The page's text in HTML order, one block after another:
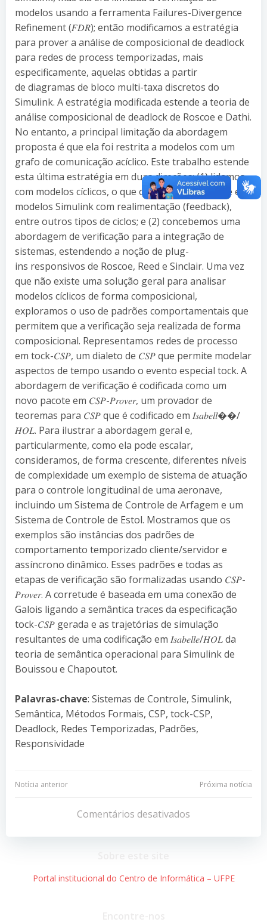
modelos usando a ferramenta Failures-Divergence
Refinement (𝐹𝐷𝑅); então modificamos a estratégia
para prover a análise de composicional de deadlock
para redes de process temporizadas, mais
especificamente, aquelas obtidas a partir
de diagramas de bloco multi-taxa discretos do
Simulink. A estratégia modificada estende a teoria de
análise composicional de deadlock de Roscoe e Dathi.
No entanto, a principal limitação da abordagem
proposta é que ela foi restrita a modelos com um
grafo de comunicação acíclico. Este trabalho estende
esta última estratégia em duas direções: (1) lidamos
com modelos cíclicos, o que ocorre naturalmente em
modelos Simulink com realimentação (feedback),
entre outros tipos de ciclos; e (2) concebemos uma
abordagem de verificação para a integração de
sistemas, estendendo a noção de plug-
ins responsivos de Roscoe, Reed e Sinclair. Uma vez
que não existe uma solução geral para analisar
modelos cíclicos de forma composicional,
exploramos o uso de padrões comportamentais que
permitem que a verificação seja realizada de forma
composicional. Representamos redes de processo
em tock-𝐶𝑆𝑃, um dialeto de 𝐶𝑆𝑃 que permite modelar
aspectos de tempo usando o evento especial tock. A
abordagem de verificação é codificada como um
novo pacote em 𝐶𝑆𝑃-𝑃𝑟𝑜𝑣𝑒𝑟, um provador de
teoremas para 𝐶𝑆𝑃 que é codificado em 𝐼𝑠𝑎𝑏𝑒𝑙𝑙��/
𝐻𝑂𝐿. Para ilustrar a abordagem geral e,
particularmente, como ela pode escalar,
consideramos, de forma crescente, diferentes níveis
de complexidade um exemplo de sistema de atuação
para o controle longitudinal de uma aeronave,
incluindo um Sistema de Controle de Arfagem e um
Sistema de Controle de Estol. Mostramos que os
exemplos são instâncias dos padrões de
comportamento temporizado cliente/servidor e
assíncrono dinâmico. Esses padrões e todas as
etapas de verificação são formalizadas usando 𝐶𝑆𝑃-
𝑃𝑟𝑜𝑣𝑒𝑟. A corretude é baseada em uma conexão de
Galois ligando a semântica traces da especificação
tock-𝐶𝑆𝑃 gerada e as trajetórias de simulação
resultantes de uma codificação em 𝐼𝑠𝑎𝑏𝑒𝑙𝑙𝑒/𝐻𝑂𝐿 da
teoria de semântica operacional para Simulink de
Bouissou e Chapoutot.
Palavras-chave: Sistemas de Controle, Simulink,
Semântica, Métodos Formais, CSP, tock-CSP,
Deadlock, Redes Temporizadas, Padrões,
Responsividade
Navegação
Post
Notícia anterior
Navegação
de
Post
Próxima notícia
Comentários desativados
Portal institucional do Centro de Informática – UFPE